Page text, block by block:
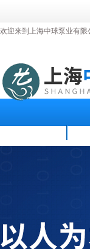
欢迎来到上海中球泵业有限